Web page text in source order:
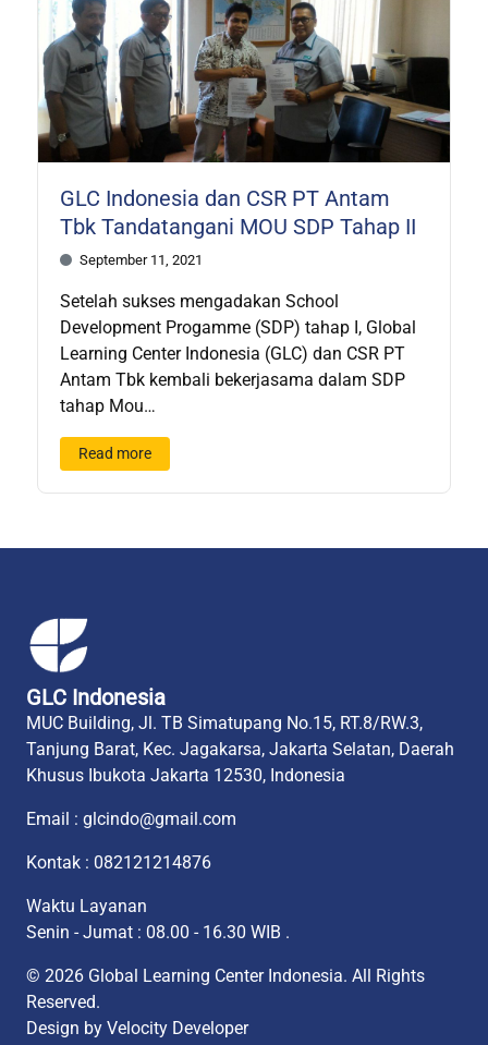
GLC Indonesia dan CSR PT Antam
Tbk Tandatangani MOU SDP Tahap II
September 11, 2021
Setelah sukses mengadakan School
Development Progamme (SDP) tahap I, Global
Learning Center Indonesia (GLC) dan CSR PT
Antam Tbk kembali bekerjasama dalam SDP
tahap Mou…
Read more
GLC Indonesia
MUC Building, Jl. TB Simatupang No.15, RT.8/RW.3,
Tanjung Barat, Kec. Jagakarsa, Jakarta Selatan, Daerah
Khusus Ibukota Jakarta 12530, Indonesia
Email : glcindo@gmail.com
Kontak : 082121214876
Waktu Layanan
Senin - Jumat : 08.00 - 16.30 WIB .
© 2026 Global Learning Center Indonesia. All Rights
Reserved.
Design by Velocity Developer